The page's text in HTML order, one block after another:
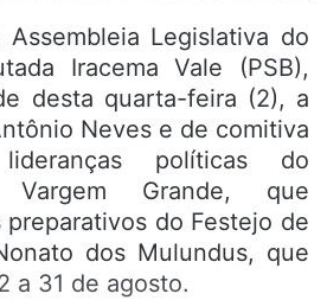
Legislativa do
Iracema Vale (PSB),
desta quarta-feira (2), a
Neves e de comitiva
políticas do
Grande, que
preparativos do Festejo de
dos Mulundus, que
a 31 de agosto.